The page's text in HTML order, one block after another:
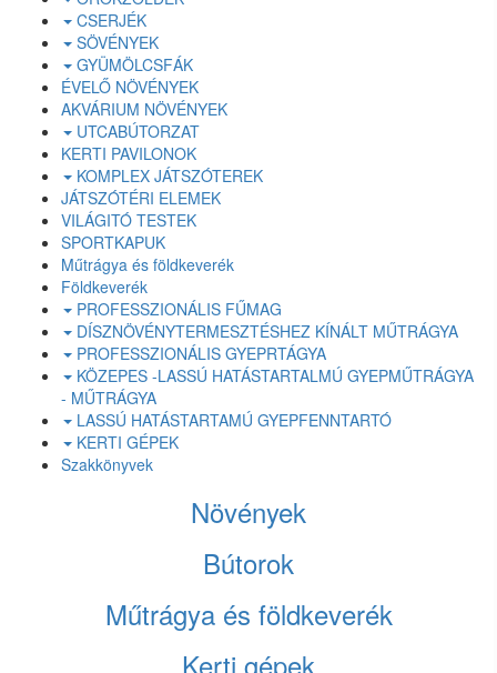
CSERJÉK
SÖVÉNYEK
GYÜMÖLCSFÁK
ÉVELŐ NÖVÉNYEK
AKVÁRIUM NÖVÉNYEK
UTCABÚTORZAT
KERTI PAVILONOK
KOMPLEX JÁTSZÓTEREK
JÁTSZÓTÉRI ELEMEK
VILÁGITÓ TESTEK
SPORTKAPUK
Műtrágya és földkeverék
Földkeverék
PROFESSZIONÁLIS FŰMAG
DÍSZNÖVÉNYTERMESZTÉSHEZ KÍNÁLT MŰTRÁGYA
PROFESSZIONÁLIS GYEPRTÁGYA
KÖZEPES -LASSÚ HATÁSTARTALMÚ GYEPMŰTRÁGYA
- MŰTRÁGYA
LASSÚ HATÁSTARTAMÚ GYEPFENNTARTÓ
KERTI GÉPEK
Szakkönyvek
Növények
Bútorok
Műtrágya és földkeverék
Kerti gépek